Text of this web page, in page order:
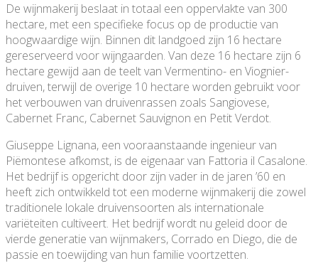
De wijnmakerij beslaat in totaal een oppervlakte van 300
hectare, met een specifieke focus op de productie van
hoogwaardige wijn. Binnen dit landgoed zijn 16 hectare
gereserveerd voor wijngaarden. Van deze 16 hectare zijn 6
hectare gewijd aan de teelt van Vermentino- en Viognier-
druiven, terwijl de overige 10 hectare worden gebruikt voor
het verbouwen van druivenrassen zoals Sangiovese,
Cabernet Franc, Cabernet Sauvignon en Petit Verdot.
Giuseppe Lignana, een vooraanstaande ingenieur van
Piëmontese afkomst, is de eigenaar van Fattoria il Casalone.
Het bedrijf is opgericht door zijn vader in de jaren ’60 en
heeft zich ontwikkeld tot een moderne wijnmakerij die zowel
traditionele lokale druivensoorten als internationale
variëteiten cultiveert. Het bedrijf wordt nu geleid door de
vierde generatie van wijnmakers, Corrado en Diego, die de
passie en toewijding van hun familie voortzetten.